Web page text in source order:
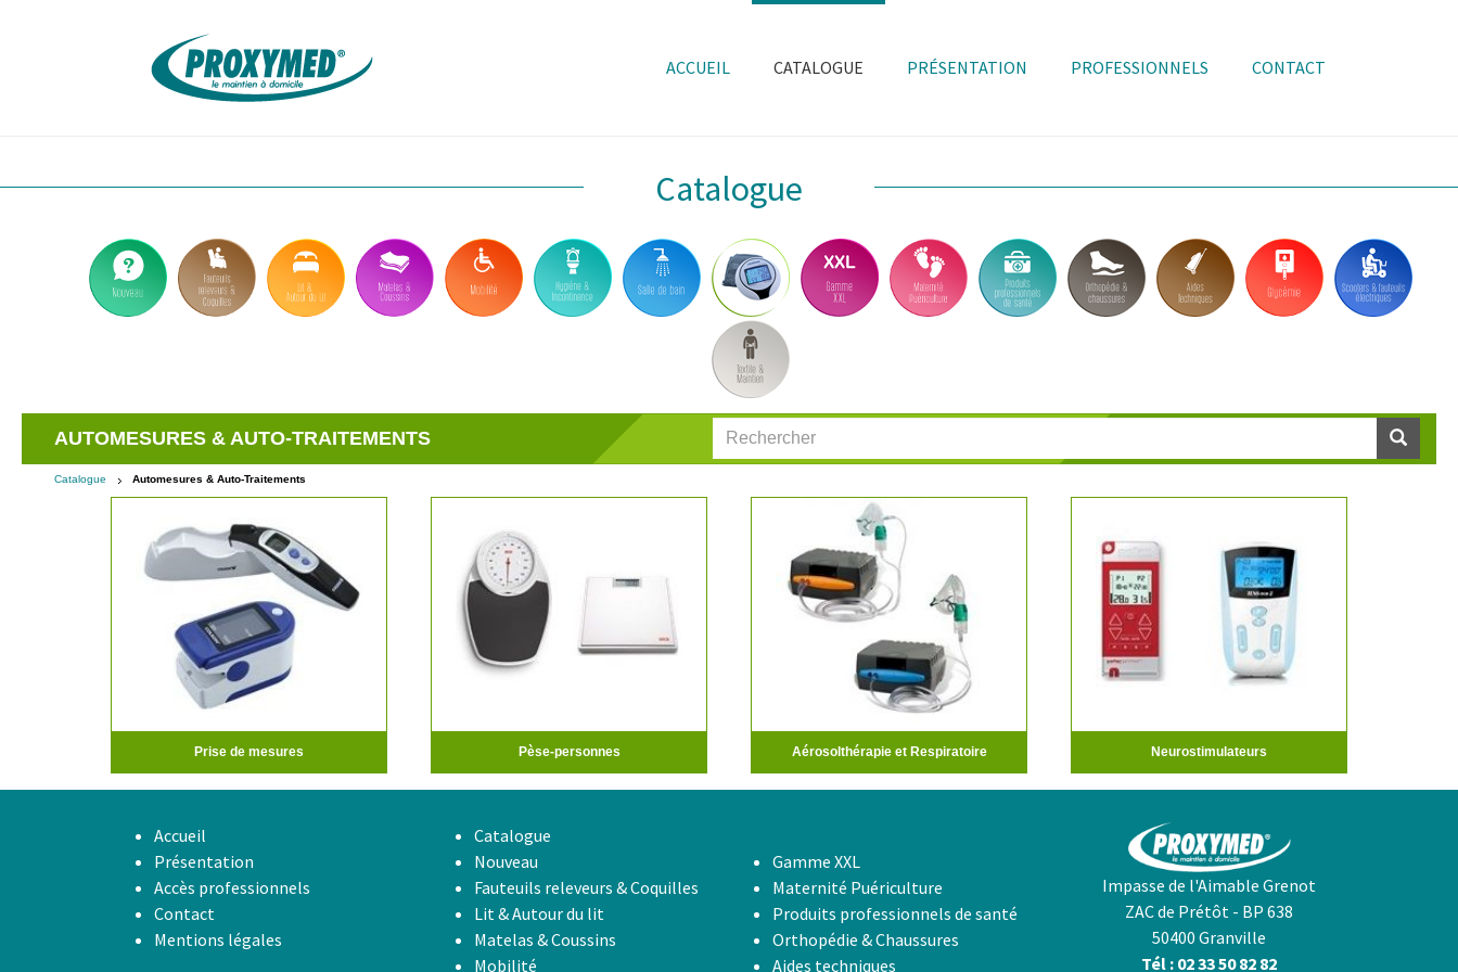
ACCUEIL CATALOGUE PRÉSENTATION PROFESSIONNELS CONTACT
Catalogue
Catalogue Automesures & Auto-Traitements
AUTOMESURES & AUTO-TRAITEMENTS
Prise de mesures Pèse-personnes Aérosolthérapie et Respiratoire Neurostimulateurs
Accueil
Présentation
Accès professionnels
Contact
Mentions légales
Catalogue
Nouveau
Fauteuils releveurs & Coquilles
Lit & Autour du lit
Matelas & Coussins
Mobilité
Gamme XXL
Maternité Puériculture
Produits professionnels de santé
Orthopédie & Chaussures
Aides techniques
Impasse de l'Aimable Grenot
ZAC de Prétôt - BP 638
50400 Granville
Tél : 02 33 50 82 82